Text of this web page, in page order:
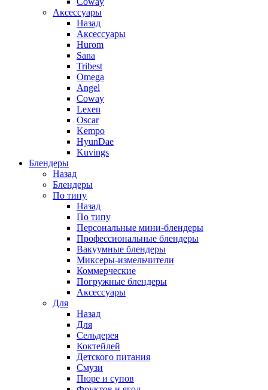
Аксессуары
Назад
Аксессуары
Hurom
Sana
Tribest
Omega
Angel
Coway
Lexen
Oscar
Kempo
HyunDae
Kuvings
Блендеры
Назад
Блендеры
По типу
Назад
По типу
Персональные мини-блендеры
Профессиональные блендеры
Вакуумные блендеры
Миксеры-измельчители
Коммерческие
Погружные блендеры
Аксессуары
Для
Назад
Для
Сельдерея
Коктейлей
Детского питания
Смузи
Пюре и супов